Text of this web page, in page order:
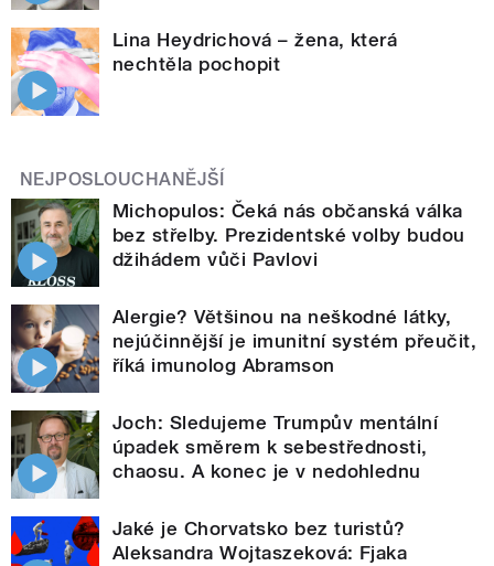
Lina Heydrichová – žena, která
nechtěla pochopit
NEJPOSLOUCHANĚJŠÍ
Michopulos: Čeká nás občanská válka
bez střelby. Prezidentské volby budou
džihádem vůči Pavlovi
Alergie? Většinou na neškodné látky,
nejúčinnější je imunitní systém přeučit,
říká imunolog Abramson
Joch: Sledujeme Trumpův mentální
úpadek směrem k sebestřednosti,
chaosu. A konec je v nedohlednu
Jaké je Chorvatsko bez turistů?
Aleksandra Wojtaszeková: Fjaka